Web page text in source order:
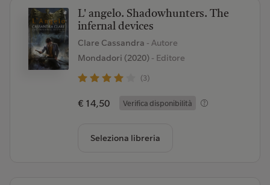
L' angelo. Shadowhunters. The
infernal devices
Clare Cassandra - Autore
Mondadori (2020)- Editore
(3)
€ 14,50 Verifica disponibilità
Seleziona libreria